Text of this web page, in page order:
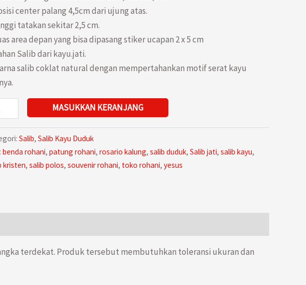
center palang 4,5cm dari ujung atas.
tatakan sekitar 2,5 cm.
area depan yang bisa dipasang stiker ucapan 2 x 5 cm
Salib dari kayu.jati.
salib coklat natural dengan mempertahankan motif serat kayu
MASUKKAN KERANJANG
Salib, Salib Kayu Duduk
benda rohani, patung rohani, rosario kalung, salib duduk, Salib jati, salib kayu,
kristen, salib polos, souvenir rohani, toko rohani, yesus
terdekat. Produk tersebut membutuhkan toleransi ukuran dan